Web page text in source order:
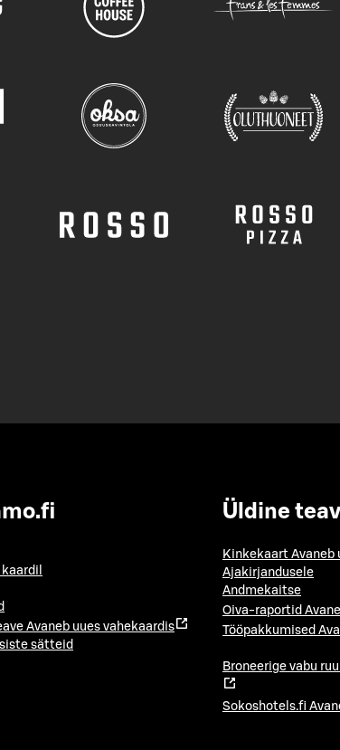
Avaneb uues vahekaardis
sätteid
Üldine
Kinkekaart Avaneb
Ajakirjandusele
Andmekaitse
Oiva-raportid
Tööpakkumised
Broneerige vabu
Sokoshotels.fi